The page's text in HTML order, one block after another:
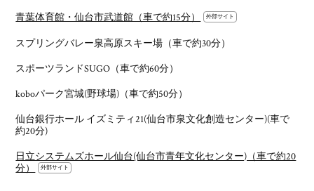
青葉体育館・仙台市武道館（車で約15分）
スプリングバレー泉高原スキー場（車で約30分）
スポーツランドSUGO（車で約60分）
koboパーク宮城(野球場)（車で約50分）
仙台銀行ホール イズミティ21(仙台市泉文化創造センター)(車で
約20分)
日立システムズホール仙台(仙台市青年文化センター)（車で約20
分）